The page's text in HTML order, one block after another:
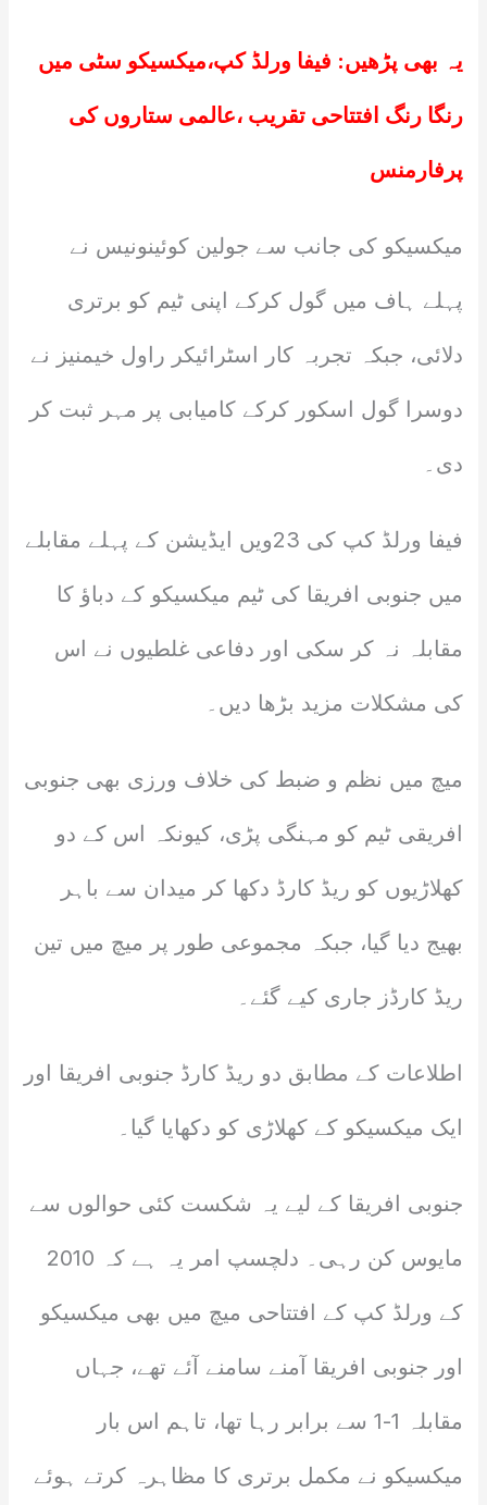
یہ بھی پڑھیں: فیفا ورلڈ کپ،میکسیکو سٹی میں
رنگا رنگ افتتاحی تقریب ،عالمی ستاروں کی
پرفارمنس
میکسیکو کی جانب سے جولین کوئینونیس نے
پہلے ہاف میں گول کرکے اپنی ٹیم کو برتری
دلائی، جبکہ تجربہ کار اسٹرائیکر راول خیمنیز نے
دوسرا گول اسکور کرکے کامیابی پر مہر ثبت کر
دی۔
فیفا ورلڈ کپ کی 23ویں ایڈیشن کے پہلے مقابلے
میں جنوبی افریقا کی ٹیم میکسیکو کے دباؤ کا
مقابلہ نہ کر سکی اور دفاعی غلطیوں نے اس
کی مشکلات مزید بڑھا دیں۔
میچ میں نظم و ضبط کی خلاف ورزی بھی جنوبی
افریقی ٹیم کو مہنگی پڑی، کیونکہ اس کے دو
کھلاڑیوں کو ریڈ کارڈ دکھا کر میدان سے باہر
بھیج دیا گیا، جبکہ مجموعی طور پر میچ میں تین
ریڈ کارڈز جاری کیے گئے۔
اطلاعات کے مطابق دو ریڈ کارڈ جنوبی افریقا اور
ایک میکسیکو کے کھلاڑی کو دکھایا گیا۔
جنوبی افریقا کے لیے یہ شکست کئی حوالوں سے
مایوس کن رہی۔ دلچسپ امر یہ ہے کہ 2010
کے ورلڈ کپ کے افتتاحی میچ میں بھی میکسیکو
اور جنوبی افریقا آمنے سامنے آئے تھے، جہاں
مقابلہ 1-1 سے برابر رہا تھا، تاہم اس بار
میکسیکو نے مکمل برتری کا مظاہرہ کرتے ہوئے